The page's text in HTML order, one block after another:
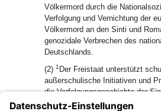
Völkermord durch die
Verfolgung und Vernichtung der
Völkermord an den Sinti und
genozidale Verbrechen des
Deutschlands.
(2) 1 Der Freistaat unterstützt
außerschulische Initiativen und
die Verfolgungsgeschichte der
dafür Sorge, dass die Geschichte